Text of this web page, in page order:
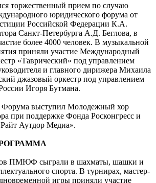
торжественный прием по случаю
юридического форума от
Российской Федерации К.А.
Санкт-Петербурга А.Д. Беглова, в
более 4000 человек. В музыкальной
приняли участие Международный
«Таврический» под управлением
и главного дирижера Михаила
джазовый оркестр под управлением
Игоря Бутмана.
Форума выступил Молодежный хор
при поддержке Фонда Росконгресс и
Аутдор Медиа».
ПМЮФ сыграли в шахматы, шашки и
спорта. В турнирах, мастер-
игры приняли участие